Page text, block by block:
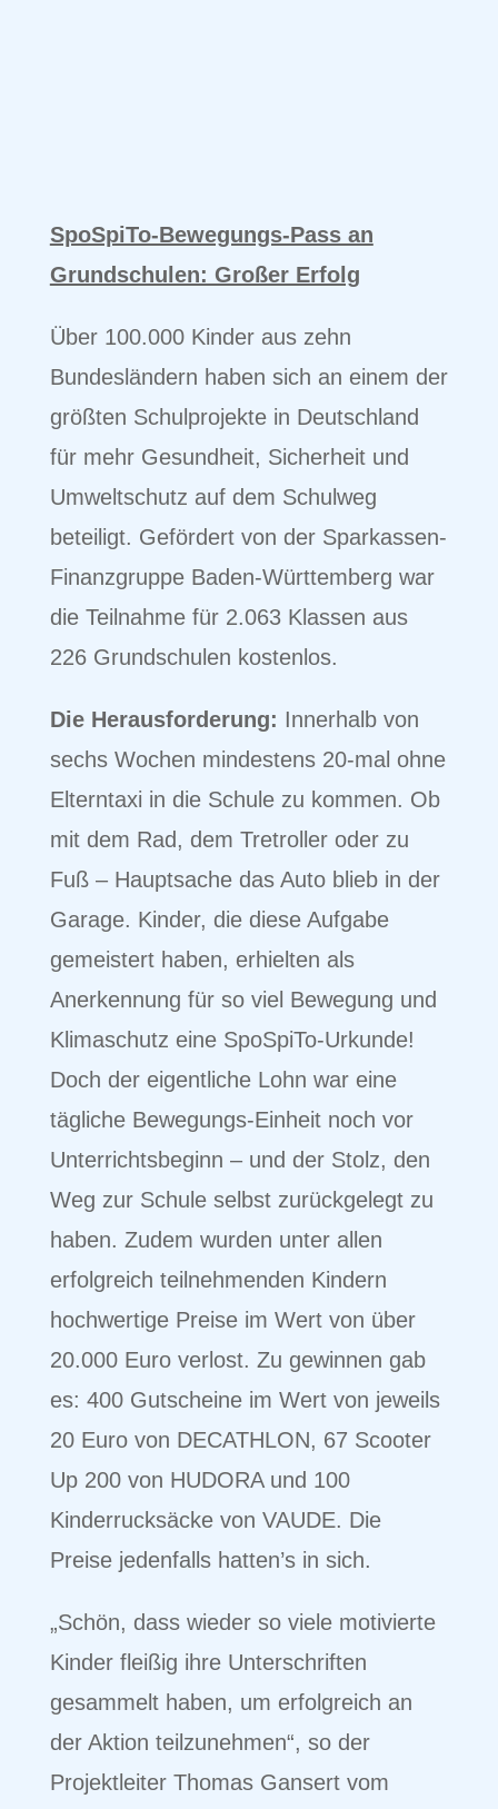
SpoSpiTo-Bewegungs-Pass an
Grundschulen: Großer Erfolg
Über 100.000 Kinder aus zehn
Bundesländern haben sich an einem der
größten Schulprojekte in Deutschland
für mehr Gesundheit, Sicherheit und
Umweltschutz auf dem Schulweg
beteiligt. Gefördert von der Sparkassen-
Finanzgruppe Baden-Württemberg war
die Teilnahme für 2.063 Klassen aus
226 Grundschulen kostenlos.
Die Herausforderung: Innerhalb von
sechs Wochen mindestens 20-mal ohne
Elterntaxi in die Schule zu kommen. Ob
mit dem Rad, dem Tretroller oder zu
Fuß – Hauptsache das Auto blieb in der
Garage. Kinder, die diese Aufgabe
gemeistert haben, erhielten als
Anerkennung für so viel Bewegung und
Klimaschutz eine SpoSpiTo-Urkunde!
Doch der eigentliche Lohn war eine
tägliche Bewegungs-Einheit noch vor
Unterrichtsbeginn – und der Stolz, den
Weg zur Schule selbst zurückgelegt zu
haben. Zudem wurden unter allen
erfolgreich teilnehmenden Kindern
hochwertige Preise im Wert von über
20.000 Euro verlost. Zu gewinnen gab
es: 400 Gutscheine im Wert von jeweils
20 Euro von DECATHLON, 67 Scooter
Up 200 von HUDORA und 100
Kinderrucksäcke von VAUDE. Die
Preise jedenfalls hatten’s in sich.
„Schön, dass wieder so viele motivierte
Kinder fleißig ihre Unterschriften
gesammelt haben, um erfolgreich an
der Aktion teilzunehmen“, so der
Projektleiter Thomas Gansert vom